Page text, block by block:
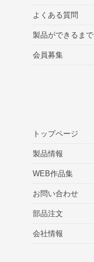
よくある質問
製品ができるまで
会員募集
トップページ
製品情報
WEB作品集
お問い合わせ
部品注文
会社情報